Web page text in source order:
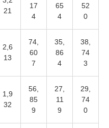
21
17
4
65
4
52
0
2,6
13
74,
60
7
35,
86
4
38,
74
3
1,9
32
56,
85
9
27,
11
9
29,
74
0